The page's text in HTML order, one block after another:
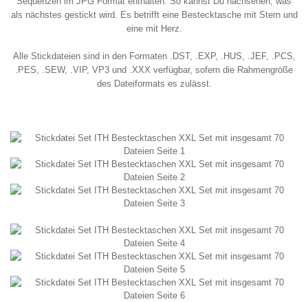
als nächstes gestickt wird. Es betrifft eine Bestecktasche mit Stern und
eine mit Herz.
Alle Stickdateien sind in den Formaten .DST, .EXP, .HUS, .JEF, .PCS,
.PES, .SEW, .VIP, VP3 und .XXX verfügbar, sofern die Rahmengröße
des Dateiformats es zulässt.